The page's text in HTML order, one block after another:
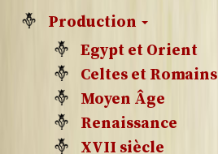
Production
Egypt et Orient
Celtes et Romains
Moyen Âge
Renaissance
XVII siècle